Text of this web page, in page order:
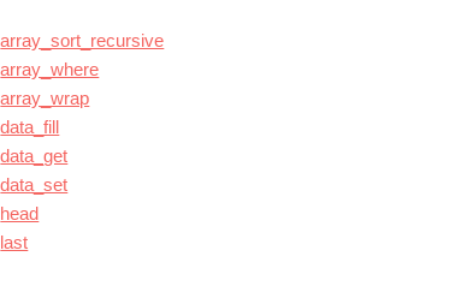
array_sort_recursive
array_where
array_wrap
data_fill
data_get
data_set
head
last